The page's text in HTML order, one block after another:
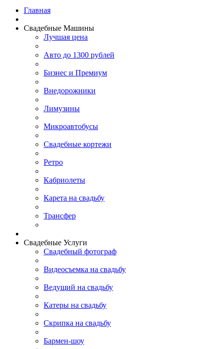
Главная
Свадебные Машины
Лучшая цена
Авто до 1300 рублей
Бизнес и Премиум
Внедорожники
Лимузины
Микроавтобусы
Свадебные кортежи
Ретро
Кабриолеты
Карета на свадьбу
Трансфер
Свадебные Услуги
Свадебный фотограф
Видеосъемка на свадьбу
Ведущий на свадьбу
Катеры на свадьбу
Скрипка на свадьбу
Бармен-шоу